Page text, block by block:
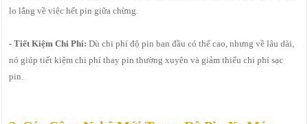
lo lắng về việc hết pin giữa chừng.
- Tiết Kiệm Chi Phí: Dù chi phí độ pin ban đầu có thể cao, nhưng về lâu dài,
nó giúp tiết kiệm chi phí thay pin thường xuyên và giảm thiểu chi phí sạc
pin.